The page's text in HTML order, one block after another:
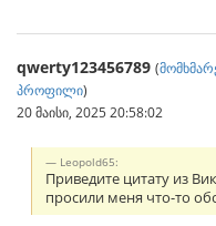
qwerty123456789 (
პროფილი)
20 მაისი, 2025 20:58:02
Leopold65:
Приведите цитату из
просили меня что-то